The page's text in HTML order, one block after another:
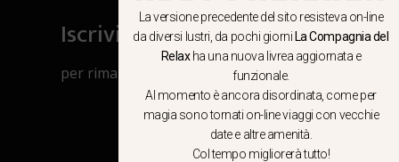
Iscriviti al canale Whatsapp
per rimanere aggiornato su viaggi, eventi
e notizie!
CLICCA QUI
La versione precedente del sito resisteva on-line
da diversi lustri, da pochi giorni La Compagnia del
Relaxha una nuova livrea aggiornata e
funzionale.
Al momento è ancora disordinata, come per
magia sono tornati on-line viaggi con vecchie
date e altre amenità.
Col tempo migliorerà tutto!